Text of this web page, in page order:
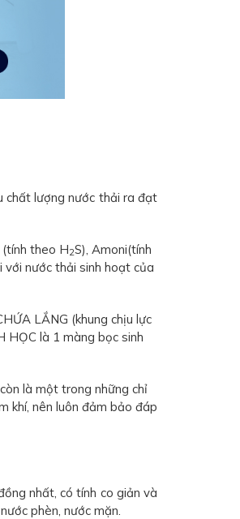
chất lượng nước thải ra đạt
theo H2S), Amoni(tính
nước thải sinh hoạt của
LẮNG (khung chịu lực
HỌC là 1 màng bọc sinh
là một trong những chỉ
khí, nên luôn đảm bảo đáp
nhất, có tính co giản và
phèn, nước mặn.